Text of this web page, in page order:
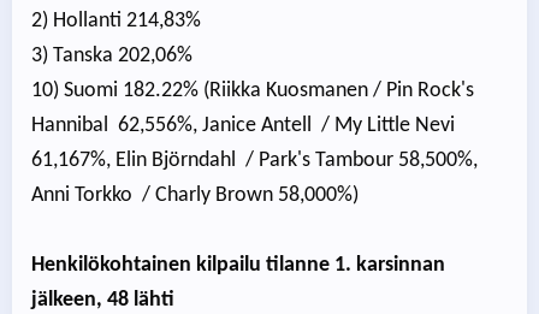
2) Hollanti 214,83%
3) Tanska 202,06%
10) Suomi 182.22% (Riikka Kuosmanen / Pin Rock's
Hannibal 62,556%, Janice Antell / My Little Nevi
61,167%, Elin Björndahl / Park's Tambour 58,500%,
Anni Torkko / Charly Brown 58,000%)
Henkilökohtainen kilpailu tilanne 1. karsinnan
jälkeen, 48 lähti